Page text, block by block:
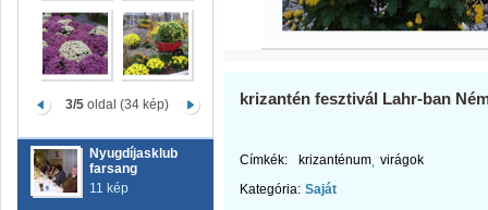
3/5oldal (34 kép)
Nyugdíjasklub
farsang
11 kép
krizantén fesztivál Lahr-ban
Címkék: krizanténum virágok
Kategória: Saját